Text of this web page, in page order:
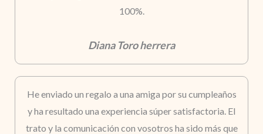
100%.
Diana Toro herrera
He enviado un regalo a una amiga por su cumpleaños
y ha resultado una experiencia súper satisfactoria. El
trato y la comunicación con vosotros ha sido más que